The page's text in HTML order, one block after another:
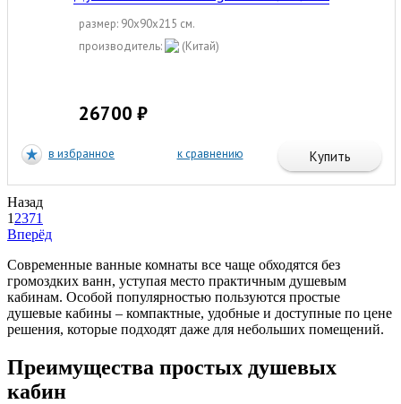
размер: 90x90x215 см.
производитель:
(Китай)
26700 ₽
в избранное к сравнению Купить
Назад
1 2371
Вперёд
Современные ванные комнаты все чаще обходятся без
громоздких ванн, уступая место практичным душевым
кабинам. Особой популярностью пользуются простые
душевые кабины – компактные, удобные и доступные по цене
решения, которые подходят даже для небольших помещений.
Преимущества простых душевых
кабин